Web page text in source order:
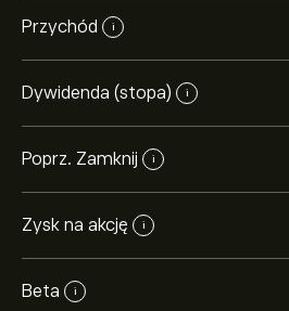
Przychód i
Dywidenda (stopa) i
Poprz. Zamknij i
Zysk na akcję i
Beta i